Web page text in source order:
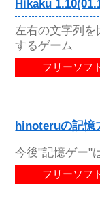
Hikaku
左右の文字列
するゲーム
フリーソフ
hinoteruの記憶
今後"記憶ゲー"
フリーソフ